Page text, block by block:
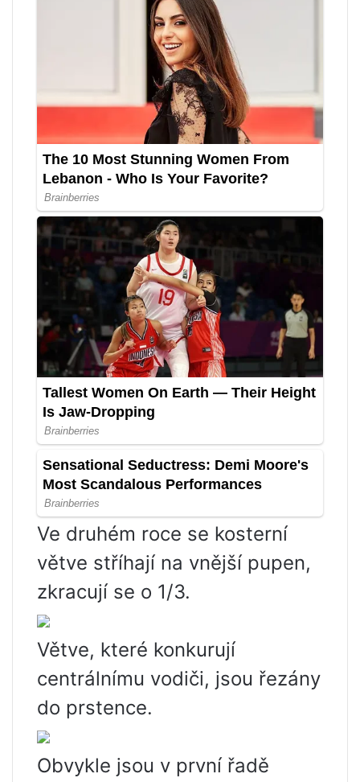
Ve druhém roce se kosterní
větve stříhají na vnější pupen,
zkracují se o 1/3.
Větve, které konkurují
centrálnímu vodiči, jsou řezány
do prstence.
Obvykle jsou v první řadě